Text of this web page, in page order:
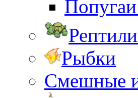
Рыбки
Смешные